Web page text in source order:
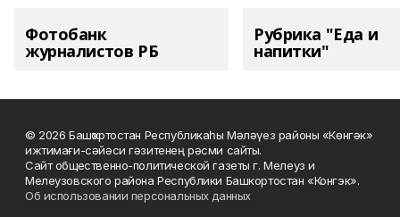
Фотобанк
журналистов РБ
Рубрика "Еда и
напитки"
© 2026 Башҡортостан Республикаһы Мәләүез районы «Көнгәк»
ижтимағи-сәйәси гәзитенең рәсми сайты.
Сайт общественно-политической газеты г. Мелеуз и
Мелеузовского района Республики Башкортостан «Конгэк».
Об использовании персональных данных